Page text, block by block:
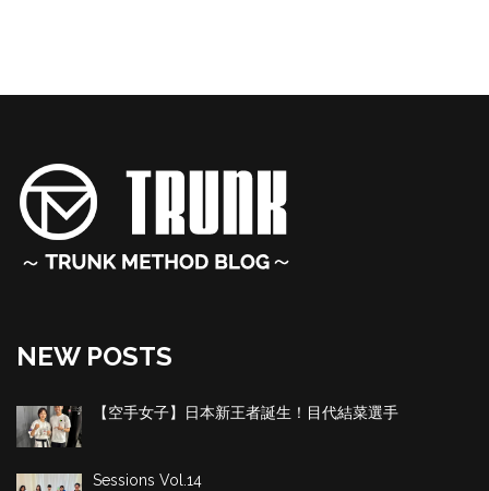
NEW POSTS
【空手女子】日本新王者誕生！目代結菜選手
Sessions Vol.14